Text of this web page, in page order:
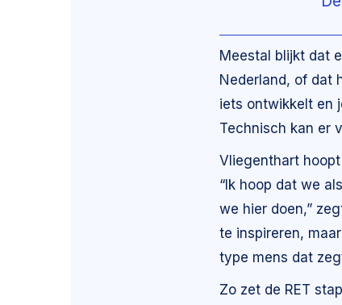
Meestal blijkt dat
Nederland, of dat
iets ontwikkelt en
Technisch kan er
Vliegenthart
“Ik hoop dat we
we hier doen,”
te inspireren,
type mens dat
Zo zet de RET